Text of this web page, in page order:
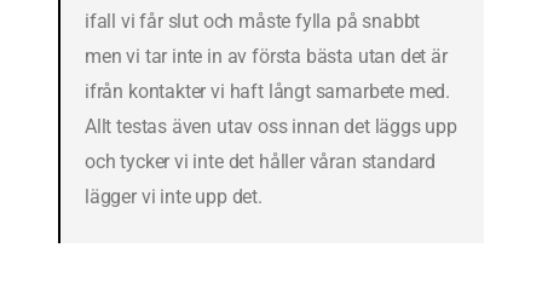
ifall vi får slut och måste fylla på snabbt
men vi tar inte in av första bästa utan det är
ifrån kontakter vi haft långt samarbete med.
Allt testas även utav oss innan det läggs upp
och tycker vi inte det håller våran standard
lägger vi inte upp det.